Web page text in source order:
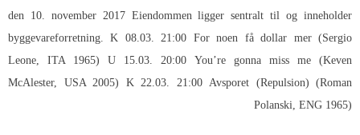
den 10. november 2017 Eiendommen ligger sentralt til og inneholder
byggevareforretning. K 08.03. 21:00 For noen få dollar mer (Sergio
Leone, ITA 1965) U 15.03. 20:00 You’re gonna miss me (Keven
McAlester, USA 2005) K 22.03. 21:00 Avsporet (Repulsion) (Roman
Polanski, ENG 1965)